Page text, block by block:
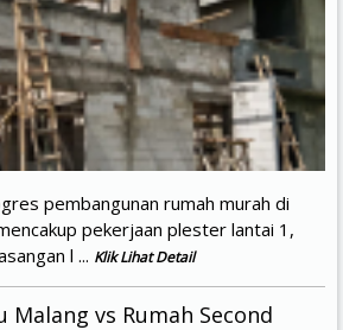
pembangunan rumah murah di
pekerjaan plester lantai 1,
l ... Klik Lihat Detail
Malang vs Rumah Second